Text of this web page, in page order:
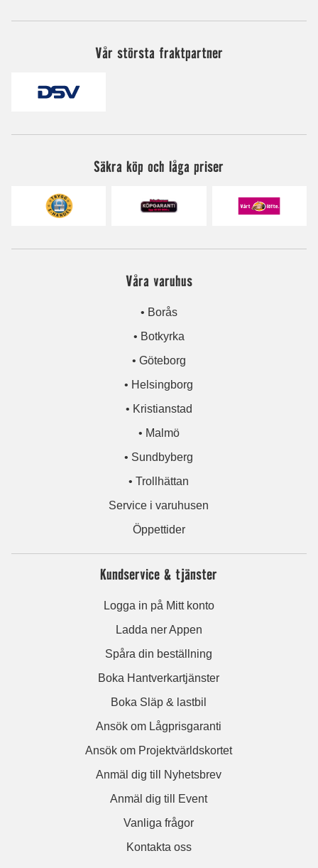
Vår största fraktpartner
Säkra köp och låga priser
Våra varuhus
• Borås
• Botkyrka
• Göteborg
• Helsingborg
• Kristianstad
• Malmö
• Sundbyberg
• Trollhättan
Service i varuhusen
Öppettider
Kundservice & tjänster
Logga in på Mitt konto
Ladda ner Appen
Spåra din beställning
Boka Hantverkartjänster
Boka Släp & lastbil
Ansök om Lågprisgaranti
Ansök om Projektvärldskortet
Anmäl dig till Nyhetsbrev
Anmäl dig till Event
Vanliga frågor
Kontakta oss